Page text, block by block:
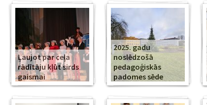
Ļaujot par ceļa
rādītāju kļūt sirds
gaismai
2025. gadu
noslēdzošā
pedagoģiskās
padomes sēde